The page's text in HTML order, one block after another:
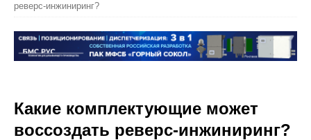
реверс-инжиниринг?
Какие комплектующие может
воссоздать реверс-инжиниринг?